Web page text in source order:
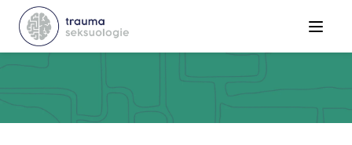
Menu